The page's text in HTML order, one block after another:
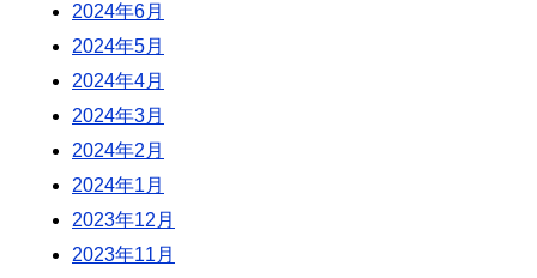
2024年6月
2024年5月
2024年4月
2024年3月
2024年2月
2024年1月
2023年12月
2023年11月